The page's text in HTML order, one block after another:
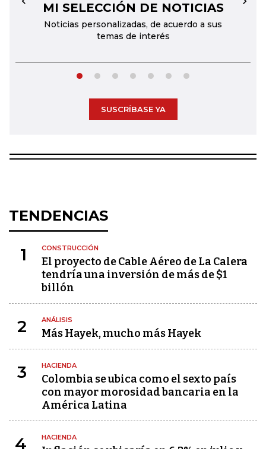
MI SELECCIÓN DE NOTICIAS
Noticias personalizadas, de acuerdo a sus
temas de interés
← →
SUSCRÍBASE YA
TENDENCIAS
1 CONSTRUCCIÓN
El proyecto de Cable Aéreo de La Calera
tendría una inversión de más de $1
billón
2 ANÁLISIS
Más Hayek, mucho más Hayek
3 HACIENDA
Colombia se ubica como el sexto país
con mayor morosidad bancaria en la
América Latina
4 HACIENDA